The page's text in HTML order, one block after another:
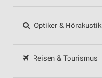
Optiker & Hörakustik
Reisen & Tourismus